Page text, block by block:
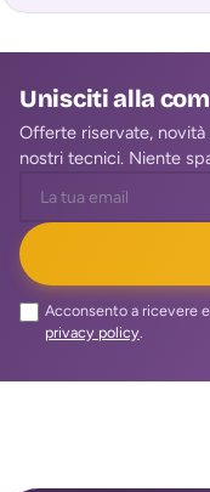
Unisciti alla
Offerte riservate,
nostri tecnici. Niente
Acconsento a ricevere
privacy policy.